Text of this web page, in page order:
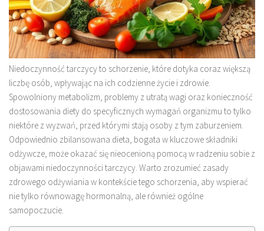
Niedoczynność tarczycy to schorzenie, które dotyka coraz większą
liczbę osób, wpływając na ich codzienne życie i zdrowie.
Spowolniony metabolizm, problemy z utratą wagi oraz konieczność
dostosowania diety do specyficznych wymagań organizmu to tylko
niektóre z wyzwań, przed którymi stają osoby z tym zaburzeniem.
Odpowiednio zbilansowana dieta, bogata w kluczowe składniki
odżywcze, może okazać się nieocenioną pomocą w radzeniu sobie z
objawami niedoczynności tarczycy. Warto zrozumieć zasady
zdrowego odżywiania w kontekście tego schorzenia, aby wspierać
nie tylko równowagę hormonalną, ale również ogólne
samopoczucie.